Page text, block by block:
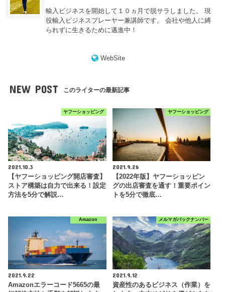
輸入ビジネスを開始して１０ヵ月で脱サラしました。 現
役輸入ビジネスプレーヤー兼講師です。 会社や他人に縛
られずに生きるために邁進中！
WebSite
NEW POST このライターの最新記事
ヤフーショッピング
2021.10.3
【ヤフーショッピング開店審査】
ストア構築は自力で出来る！設定
方法を5分で解説…
ヤフーショッピング
2021.9.26
【2022年版】ヤフーショッピン
グの出店審査を通す！重要ポイン
トを5分で徹底…
Amazon
2021.9.22
Amazonエラーコード5665の最
メルマガバックナンバー
2021.9.12
資産性のあるビジネス（作業）を